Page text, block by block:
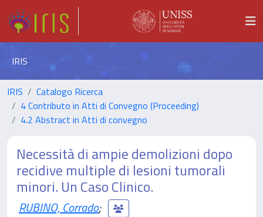
IRIS
IRIS
Catalogo Ricerca
4 Contributo in Atti di Convegno (Proceeding)
4.2 Abstract in Atti di convegno
Necessità di ampie demolizioni dopo
recidive multiple di lesioni tumorali
minori. Un Caso Clinico.
RUBINO, Corrado;